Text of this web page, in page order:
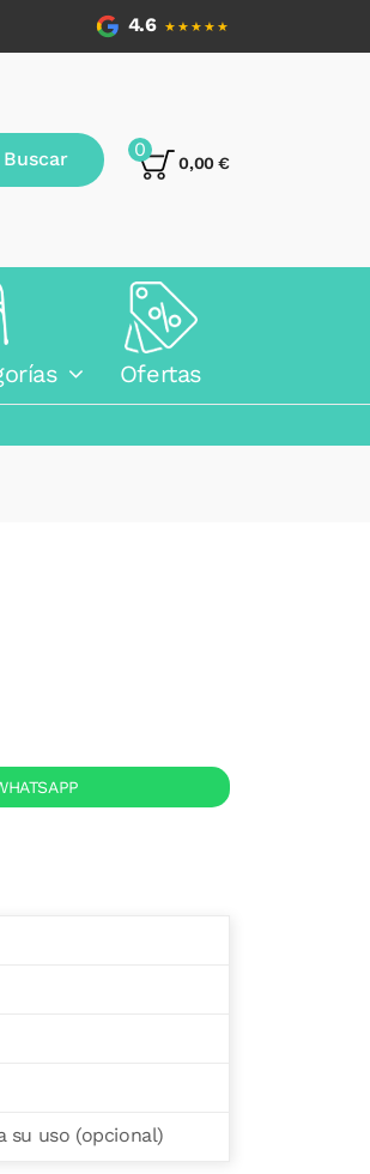
4.6 ★★★★★
Buscar 0,00 €
0
Ofertas
su uso (opcional)